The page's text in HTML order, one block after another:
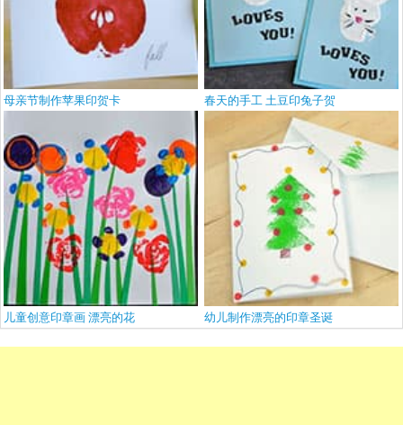
母亲节制作苹果印贺卡 春天的手工 土豆印兔子贺
儿童创意印章画 漂亮的花 幼儿制作漂亮的印章圣诞